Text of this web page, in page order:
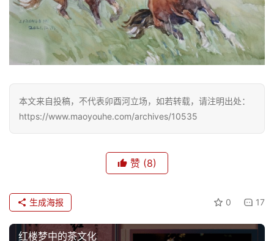
本文来自投稿，不代表卯酉河立场，如若转载，请注明出处：
https://www.maoyouhe.com/archives/10535
赞 (8)
0 17
生成海报
红楼梦中的茶文化